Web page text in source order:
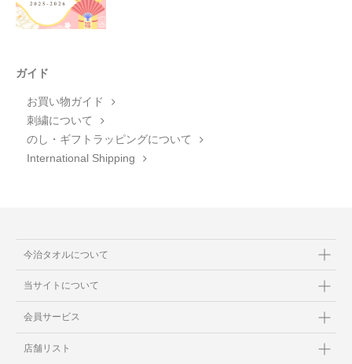
ガイド
お買い物ガイド
刺繍について
のし・ギフトラッピングについて
International Shipping
今治タオルについて
当サイトについて
会員サービス
店舗リスト